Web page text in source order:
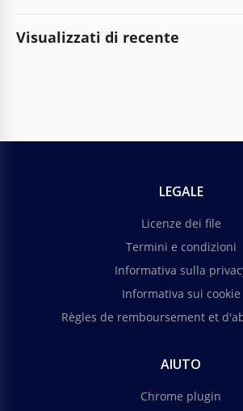
Visualizzati di recente
LEGALE
Licenze dei file
Termini e condizioni
Informativa sulla
Informativa sui cookie
Règles de remboursement et
AIUTO
Chrome plugin